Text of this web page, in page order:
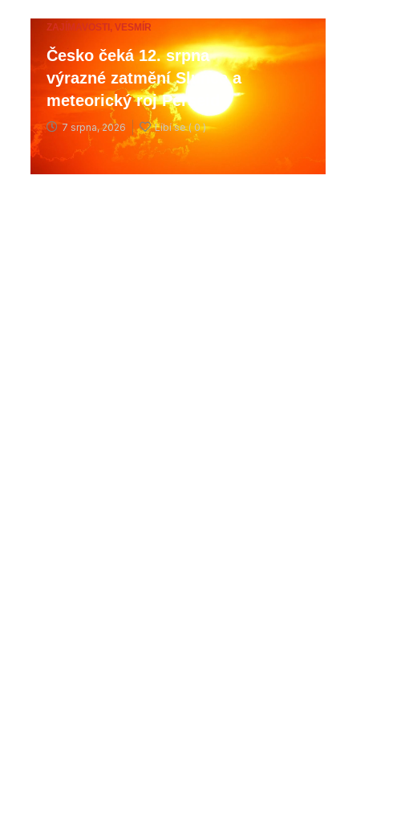
ZAJÍMAVOSTI,VESMÍR
Česko čeká 12. srpna
výrazné zatmění Slunce a
meteorický roj Perseid
7 srpna, 2026 Líbí se (0 )